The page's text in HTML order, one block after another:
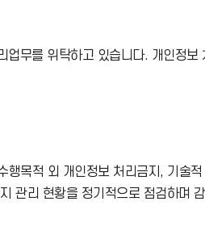
드
무를 위탁하고 있습니다. 개인정
행목적 외 개인정보 처리금지, 기
관리 현황을 정기적으로 점검하며